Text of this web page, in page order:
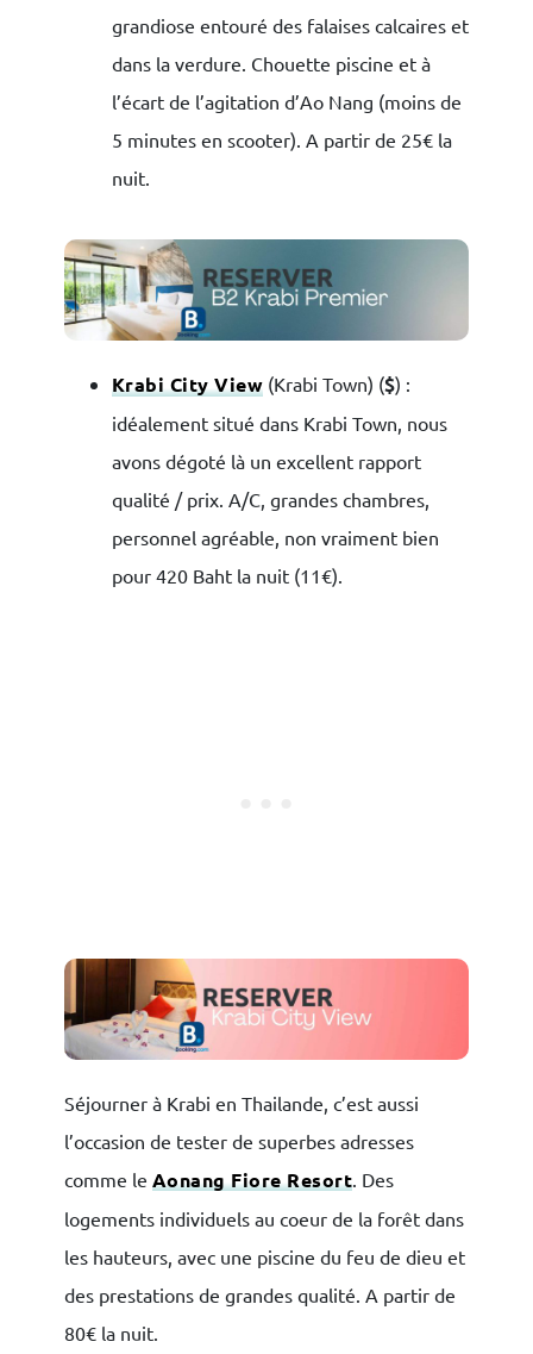
grandiose entouré des falaises calcaires et
dans la verdure. Chouette piscine et à
l’écart de l’agitation d’Ao Nang (moins de
5 minutes en scooter). A partir de 25€ la
nuit.
Krabi City View (Krabi Town) ($) :
idéalement situé dans Krabi Town, nous
avons dégoté là un excellent rapport
qualité / prix. A/C, grandes chambres,
personnel agréable, non vraiment bien
pour 420 Baht la nuit (11€).
Séjourner à Krabi en Thailande, c’est aussi
l’occasion de tester de superbes adresses
comme le Aonang Fiore Resort . Des
logements individuels au coeur de la forêt dans
les hauteurs, avec une piscine du feu de dieu et
des prestations de grandes qualité. A partir de
80€ la nuit.